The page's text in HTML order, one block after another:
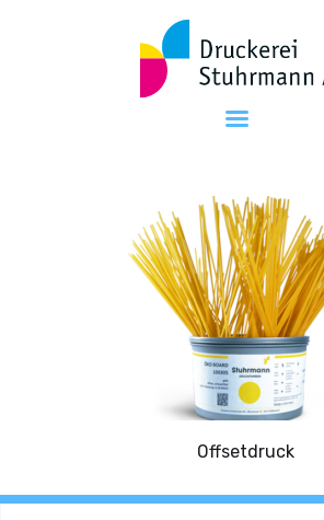
Druckerei
Die Druckerei in Ihrer Nähe
Die Druckerei
Dienstleistungen
Kontakt
Offsetdruck